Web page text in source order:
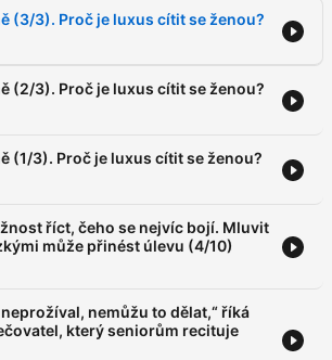
(3/3). Proč je luxus cítit se ženou?
(2/3). Proč je luxus cítit se ženou?
(1/3). Proč je luxus cítit se ženou?
říct, čeho se nejvíc bojí. Mluvit
může přinést úlevu (4/10)
nemůžu to dělat,“ říká
který seniorům recituje